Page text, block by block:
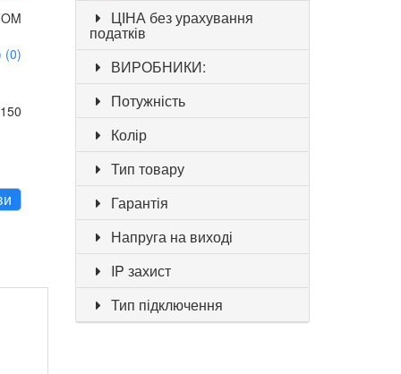
(0)
ЦІНА без урахування
податків
ВИРОБНИКИ:
Потужність
Колір
Тип товару
Гарантія
Напруга на виході
IP захист
Тип підключення